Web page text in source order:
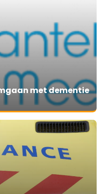
met dementie